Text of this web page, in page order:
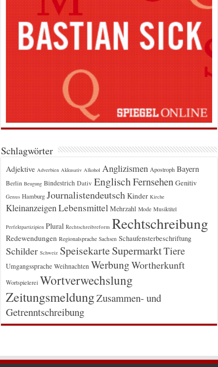
Schlagwörter
Adjektive Adverbien Akkusativ Alkohol Anglizismen Apostroph Bayern
Berlin Beugung Bindestrich Dativ EnglischFernsehen Genitiv
Genus Hamburg Journalistendeutsch Kinder Kirche
Kleinanzeigen Lebensmittel Mehrzahl Mode Musiktitel
Perfektpartizipien Plural Rechtschreibreform Rechtschreibung
Redewendungen Regionalsprache Sachsen Schaufensterbeschriftung
Schilder Schweiz Speisekarte SupermarktTiere
Umgangssprache Weihnachten WerbungWortherkunft
Wortspielerei Wortverwechslung
ZeitungsmeldungZusammen- und
Getrenntschreibung